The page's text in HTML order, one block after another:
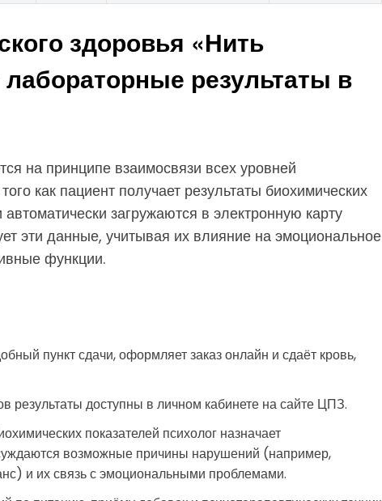
здоровья «Нить
результаты в
на принципе взаимосвязи всех уровней
как пациент получает результаты биохимических
загружаются в электронную карту
эти данные, учитывая их влияние на эмоциональное
функции.
пункт сдачи, оформляет заказ онлайн и сдаёт кровь,
результаты доступны в личном кабинете на сайте ЦПЗ.
показателей психолог назначает
возможные причины нарушений (например,
и их связь с эмоциональными проблемами.